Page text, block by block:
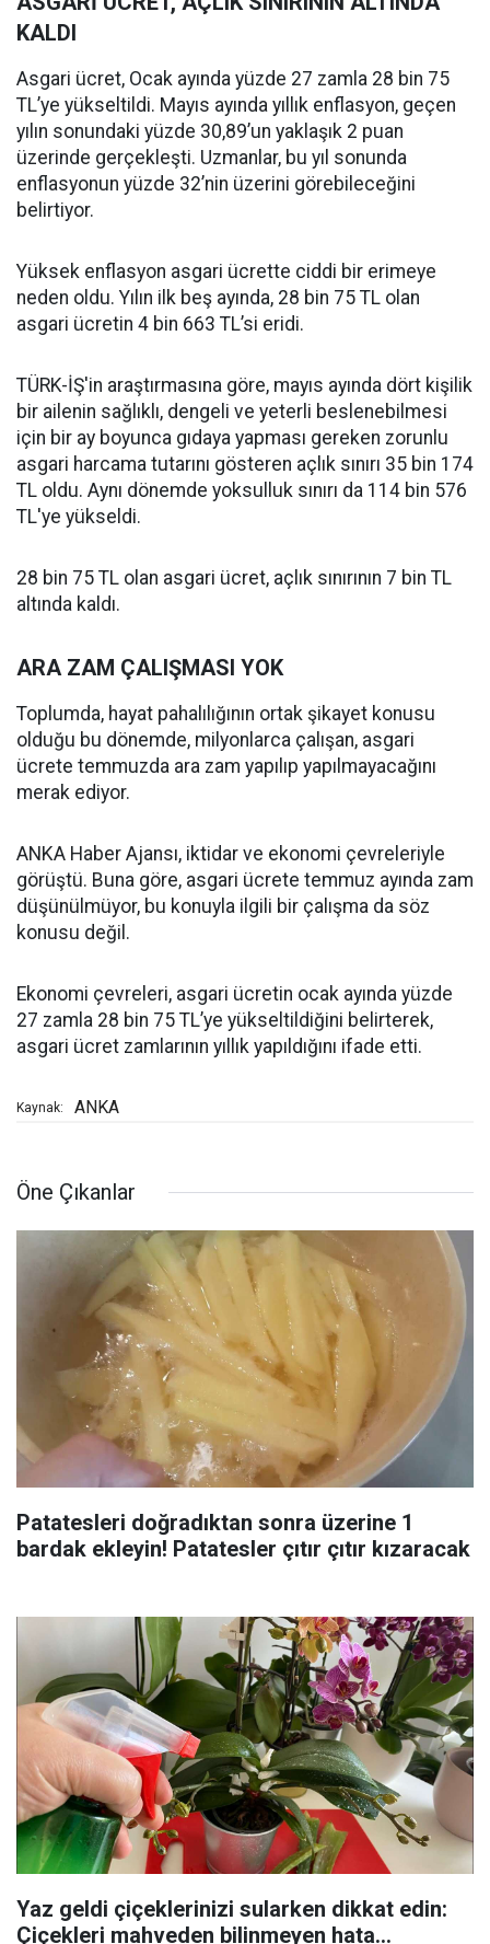
KALDI
Asgari ücret, Ocak ayında yüzde 27 zamla 28 bin 75
TL’ye yükseltildi. Mayıs ayında yıllık enflasyon, geçen
yılın sonundaki yüzde 30,89’un yaklaşık 2 puan
üzerinde gerçekleşti. Uzmanlar, bu yıl sonunda
enflasyonun yüzde 32’nin üzerini görebileceğini
belirtiyor.
Yüksek enflasyon asgari ücrette ciddi bir erimeye
neden oldu. Yılın ilk beş ayında, 28 bin 75 TL olan
asgari ücretin 4 bin 663 TL’si eridi.
TÜRK-İŞ'in araştırmasına göre, mayıs ayında dört kişilik
bir ailenin sağlıklı, dengeli ve yeterli beslenebilmesi
için bir ay boyunca gıdaya yapması gereken zorunlu
asgari harcama tutarını gösteren açlık sınırı 35 bin 174
TL oldu. Aynı dönemde yoksulluk sınırı da 114 bin 576
TL'ye yükseldi.
28 bin 75 TL olan asgari ücret, açlık sınırının 7 bin TL
altında kaldı.
ARA ZAM ÇALIŞMASI YOK
Toplumda, hayat pahalılığının ortak şikayet konusu
olduğu bu dönemde, milyonlarca çalışan, asgari
ücrete temmuzda ara zam yapılıp yapılmayacağını
merak ediyor.
ANKA Haber Ajansı, iktidar ve ekonomi çevreleriyle
görüştü. Buna göre, asgari ücrete temmuz ayında zam
düşünülmüyor, bu konuyla ilgili bir çalışma da söz
konusu değil.
Ekonomi çevreleri, asgari ücretin ocak ayında yüzde
27 zamla 28 bin 75 TL’ye yükseltildiğini belirterek,
asgari ücret zamlarının yıllık yapıldığını ifade etti.
Kaynak: ANKA
Öne Çıkanlar
Patatesleri doğradıktan sonra üzerine 1
bardak ekleyin! Patatesler çıtır çıtır kızaracak
Yaz geldi çiçeklerinizi sularken dikkat edin:
Çiçekleri mahveden bilinmeyen hata...